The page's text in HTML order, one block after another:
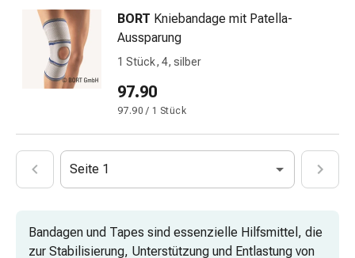
&
Mineralstoffe
Vitamine
Mineralstoffe
Kombipräparate
Kariesprophylaxe
Munddesinfektionsmittel
BORT Kniebandage mit Patella-
Aussparung
1 Stück, 4, silber
97.90
97.90 / 1 Stück
Seite 1
Bandagen und Tapes sind essenzielle Hilfsmittel, die
zur Stabilisierung, Unterstützung und Entlastung von